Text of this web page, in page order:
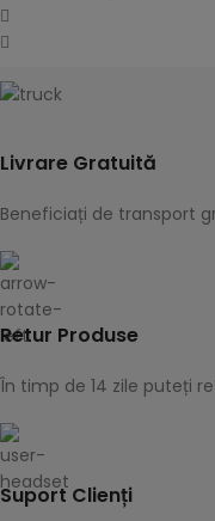
Livrare Gratuită
Beneficiați de transport
Retur Produse
În timp de 14 zile puteți
Suport Clienți